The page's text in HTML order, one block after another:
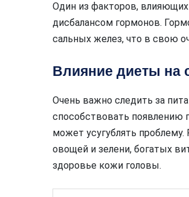
Один из факторов,
дисбалансом гормонов.
сальных желез, что в свою
Влияние диеты на
Очень важно следить за
способствовать появлению
может усугублять
овощей и зелени, богатых
здоровье кожи головы.